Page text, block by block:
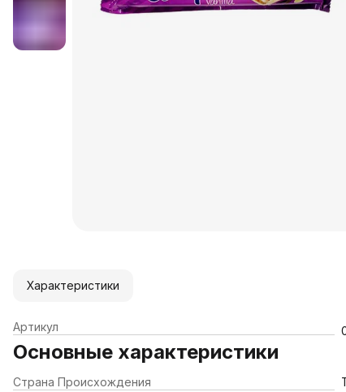
Характеристики
Артикул
Основные характеристики
Страна Происхождения